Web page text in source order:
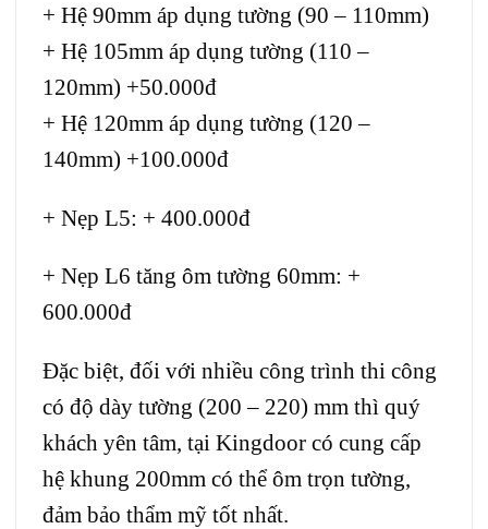
+ Hệ 90mm áp dụng tường (90 – 110mm)
+ Hệ 105mm áp dụng tường (110 –
120mm) +50.000đ
+ Hệ 120mm áp dụng tường (120 –
140mm) +100.000đ
+ Nẹp L5: + 400.000đ
+ Nẹp L6 tăng ôm tường 60mm: +
600.000đ
Đặc biệt, đối với nhiều công trình thi công
có độ dày tường (200 – 220) mm thì quý
khách yên tâm, tại Kingdoor có cung cấp
hệ khung 200mm có thể ôm trọn tường,
đảm bảo thẩm mỹ tốt nhất.